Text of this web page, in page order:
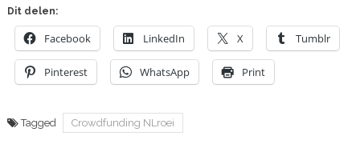
Dit delen:
Facebook LinkedIn X Tumblr
Pinterest WhatsApp Print
Tagged Crowdfunding NLroei